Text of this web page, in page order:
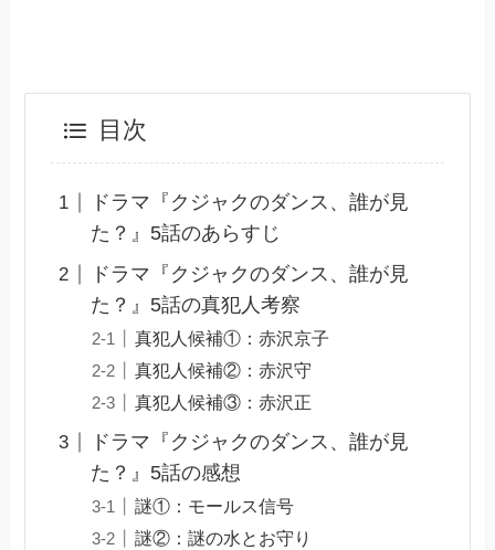
目次
ドラマ『クジャクのダンス、誰が見
た？』5話のあらすじ
ドラマ『クジャクのダンス、誰が見
た？』5話の真犯人考察
真犯人候補①：赤沢京子
真犯人候補②：赤沢守
真犯人候補③：赤沢正
ドラマ『クジャクのダンス、誰が見
た？』5話の感想
謎①：モールス信号
謎②：謎の水とお守り